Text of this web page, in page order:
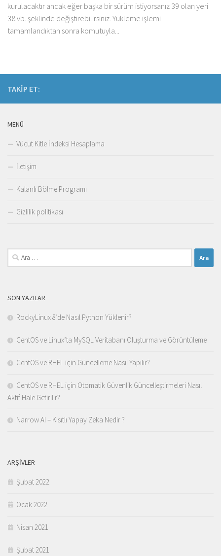
kurulacaktır ancak eğer başka bir sürüm istiyorsanız 39 olan yeri
38 vb. şeklinde değiştirebilirsiniz. Yükleme işlemi
tamamlandıktan sonra komutuyla...
TAKIP ET:
MENÜ
Vücut Kitle İndeksi Hesaplama
İletişim
Kalanlı Bölme Programı
Gizlilik politikası
Arama:
SON YAZILAR
RockyLinux 8’de Nasıl Python Yüklenir?
CentOS ve Linux’ta MySQL Veritabanı Oluşturma ve Görüntüleme
CentOS ve RHEL için Güncelleme Nasıl Yapılır?
CentOS ve RHEL için Otomatik Güvenlik Güncelleştirmeleri Nasıl
Aktif Hale Getirilir?
Narrow AI – Kısıtlı Yapay Zeka Nedir ?
ARŞIVLER
Şubat 2022
Ocak 2022
Nisan 2021
Şubat 2021